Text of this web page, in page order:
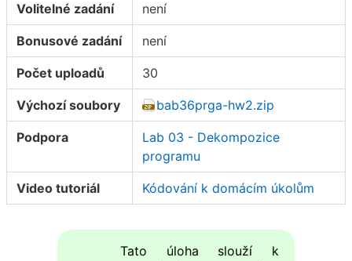
Volitelné zadání není
Bonusové zadání není
Počet uploadů 30
Výchozí soubory bab36prga-hw2.zip
Podpora
Lab 03 - Dekompozice
programu
Video tutoriál Kódování k domácím úkolům
Tato úloha slouží k